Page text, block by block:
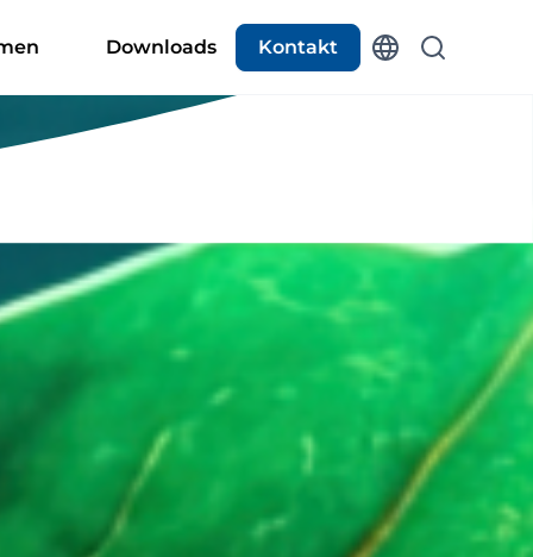
Downloads Kontakt